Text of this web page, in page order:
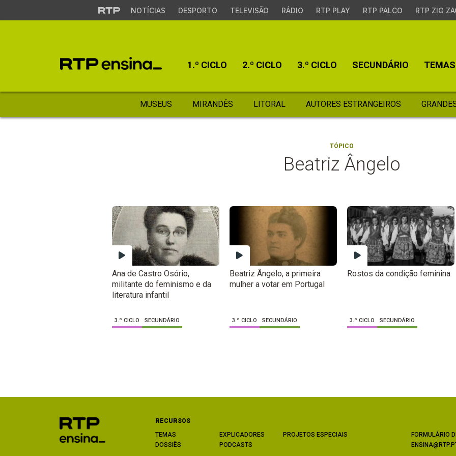
NOTÍCIAS DESPORTO TELEVISÃO RÁDIO RTP PLAY RTP PALCO RTP ZIG
1.º CICLO 2.º CICLO 3.º CICLO SECUNDÁRIO TEMAS
MUSEUS MIRANDÊS LITORAL AUTORES ESTRANGEIROS
TÓPICO
Beatriz Ângelo
Ana de Castro Osório,
militante do feminismo e da
literatura infantil
3.º CICLO SECUNDÁRIO
Beatriz Ângelo, a primeira
mulher a votar em Portugal
3.º CICLO SECUNDÁRIO
Rostos da condição feminina
3.º CICLO SECUNDÁRIO
RECURSOS
TEMAS
DOSSIÊS
EXPLICADORES
PODCASTS
PROJETOS ESPECIAIS
FORMULÁRIO